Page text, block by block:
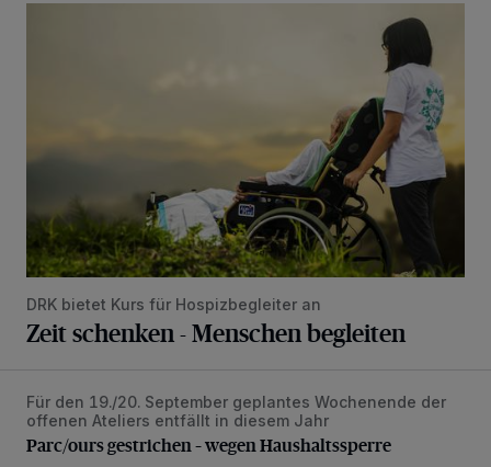
DRK bietet Kurs für Hospizbegleiter an
Zeit schenken - Menschen begleiten
Parc/ours gestrichen – wegen Haushaltssperre
Für den 19./20. September geplantes Wochenende der
offenen Ateliers entfällt in diesem Jahr
Parc/ours gestrichen – wegen Haushaltssperre